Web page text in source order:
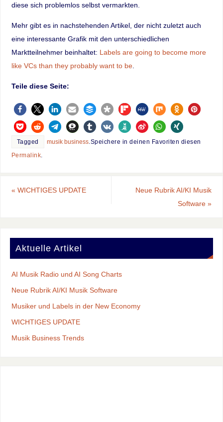
diese sich problemlos selbst vermarkten.
Mehr gibt es in nachstehenden Artikel, der nicht zuletzt auch
eine interessante Grafik mit den unterschiedlichen
Marktteilnehmer beinhaltet: Labels are going to become more
like VCs than they probably want to be.
Teile diese Seite:
Tagged musik business. Speichere in deinen Favoriten diesen
Permalink
« WICHTIGES UPDATE
Neue Rubrik AI/KI Musik
Software»
Aktuelle Artikel
AI Musik Radio und AI Song Charts
Neue Rubrik AI/KI Musik Software
Musiker und Labels in der New Economy
WICHTIGES UPDATE
Musik Business Trends